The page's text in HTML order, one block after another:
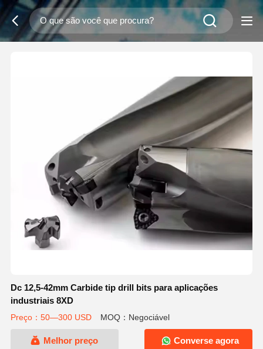
Dc 12,5-42mm Carbide tip drill bits para aplicações
industriais 8XD
Preço：50—300 USD MOQ：Negociável
Melhor preço Converse agora